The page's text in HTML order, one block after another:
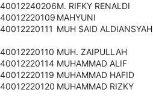
M. RIFKY RENALDI
MAHYUNI
MUH SAID ALDIANSYAH
MUH. ZAIPULLAH
MUHAMMAD ALIF
MUHAMMAD HAFID
MUHAMMAD RIZKY